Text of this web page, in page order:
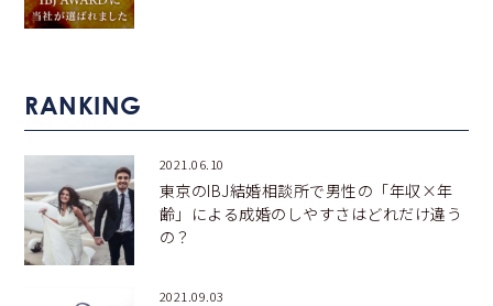
RANKING
2021.06.10
東京のIBJ結婚相談所で男性の「年収×年
齢」による成婚のしやすさはどれだけ違う
の？
2021.09.03